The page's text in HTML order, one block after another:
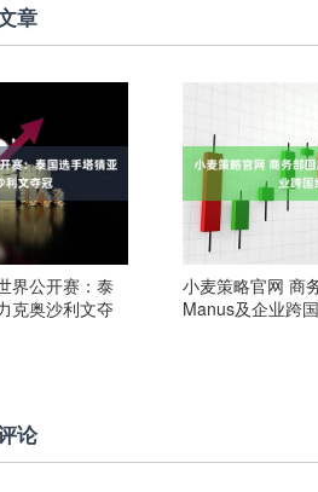
章
界公开赛：泰
克奥沙利文夺
小麦策略官网 商
Manus及企业跨
论